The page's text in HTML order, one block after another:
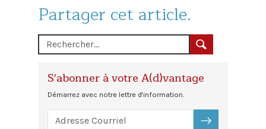
Partager cet article.
S'abonner à votre A(d)vantage
Démarrez avec notre lettre d'information.
S'ABONNER